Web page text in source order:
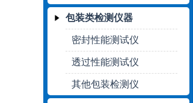
包装类检测仪器
密封性能测试仪
透过性能测试仪
其他包装检测仪